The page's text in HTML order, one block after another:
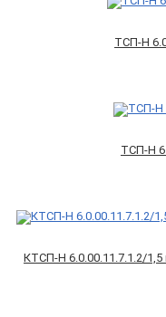
ТСП-Н
ТСП-Н
КТСП-Н 6.0.00.11.7.1.2/